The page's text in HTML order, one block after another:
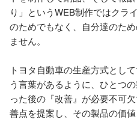
り」というWEB制作ではクラ
のためでもなく、自分達のた
ません。
トヨタ自動車の生産方式とし
う言葉があるように、ひとつ
った後の『改善』が必要不可
善点を提案し、その製品の価値